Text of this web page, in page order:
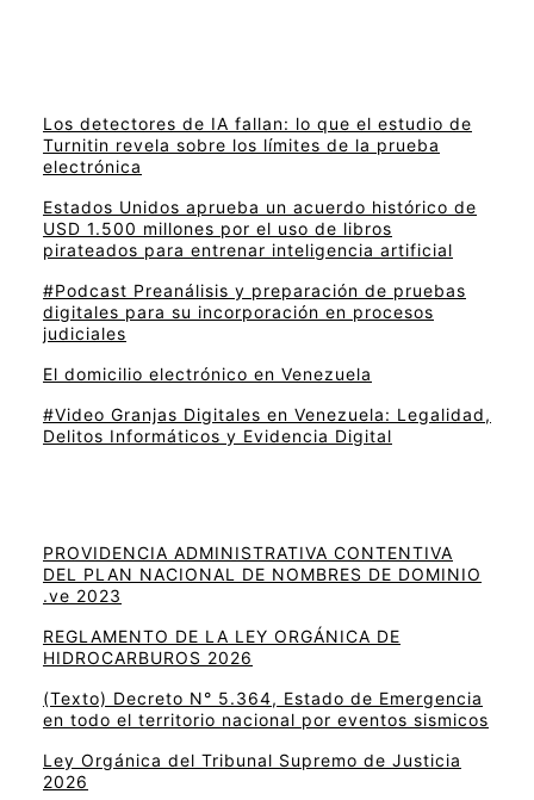
Los detectores de IA fallan: lo que el estudio de
Turnitin revela sobre los límites de la prueba
electrónica
Estados Unidos aprueba un acuerdo histórico de
USD 1.500 millones por el uso de libros
pirateados para entrenar inteligencia artificial
#Podcast Preanálisis y preparación de pruebas
digitales para su incorporación en procesos
judiciales
El domicilio electrónico en Venezuela
#Video Granjas Digitales en Venezuela: Legalidad,
Delitos Informáticos y Evidencia Digital
PROVIDENCIA ADMINISTRATIVA CONTENTIVA
DEL PLAN NACIONAL DE NOMBRES DE DOMINIO
.ve 2023
REGLAMENTO DE LA LEY ORGÁNICA DE
HIDROCARBUROS 2026
(Texto) Decreto N° 5.364, Estado de Emergencia
en todo el territorio nacional por eventos sismicos
Ley Orgánica del Tribunal Supremo de Justicia
2026